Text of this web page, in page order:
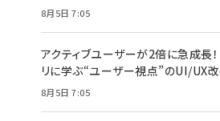
8月5日 7:05
アクティブユーザーが2倍に急成長
リに学ぶ“ユーザー視点”のUI/UX
8月5日 7:05